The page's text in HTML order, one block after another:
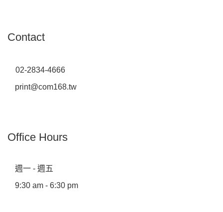
Contact
02-2834-4666
print@com168.tw
Office Hours
週一 - 週五
9:30 am - 6:30 pm